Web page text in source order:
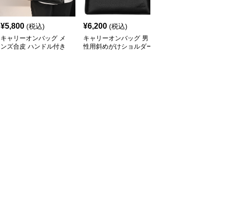
¥5,800 (税込)
キャリーオンバッグ メ
ンズ合皮 ハンドル付き
¥6,200 (税込)
キャリーオンバッグ 男
性用斜めがけショルダー